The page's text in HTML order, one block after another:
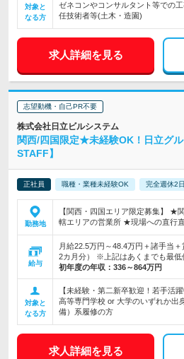
対象と
なる方
ゼネコンやコンサルタント等での
任技術者等(土木・造園)
求人詳細を見る
志望動機・自己PR不要
株式会社日立ビルシステム
関西/四国限定★未経験OK！日立グ
STAFF】
正社員 職種・業種未経験OK 完全週休2
勤務地
【関西・四国エリア限定募集】 ★
轄エリアの営業所 ★現場への直行
給与
月給22.5万円～48.4万円＋諸手当
2カ月分） ※上記はあくまでも最低
初年度の年収： 336～864万円
対象と
なる方
【未経験・第二新卒歓迎！若手活
高等専門学校 or 大学のいずれか
備）系履修の方
求人詳細を見る